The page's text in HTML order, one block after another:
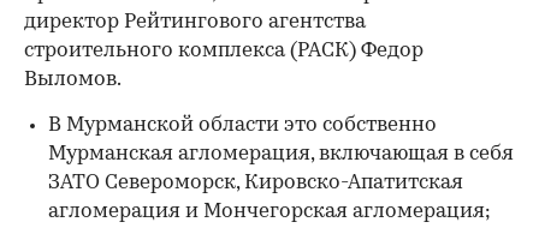
директор Рейтингового агентства
строительного комплекса (РАСК) Федор
Выломов.
В Мурманской области это собственно
Мурманская агломерация, включающая в себя
ЗАТО Североморск, Кировско-Апатитская
агломерация и Мончегорская агломерация;